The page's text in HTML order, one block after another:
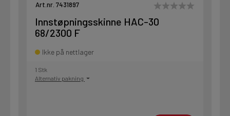
Art.nr. 7431897
Innstøpningsskinne HAC-30
68/2300 F
Ikke på nettlager
1 Stk
Alternativ pakning